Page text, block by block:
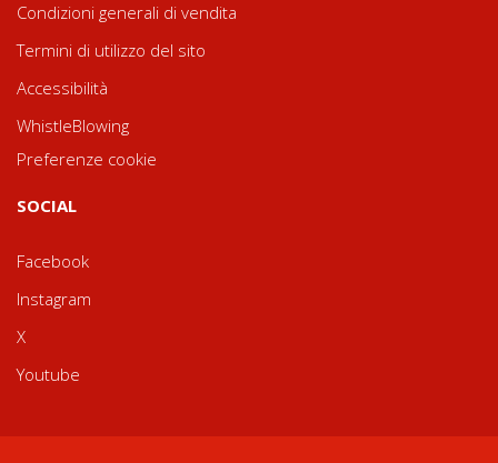
Condizioni generali di vendita
Termini di utilizzo del sito
Accessibilità
WhistleBlowing
Preferenze cookie
SOCIAL
Facebook
Instagram
X
Youtube